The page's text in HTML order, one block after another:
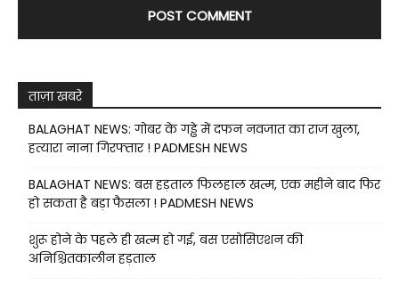
ताज़ा खबरे
BALAGHAT NEWS: गोबर के गड्ढे में दफन नवजात का राज खुला,
हत्यारा नाना गिरफ्तार ! PADMESH NEWS
BALAGHAT NEWS: बस हड़ताल फिलहाल खत्म, एक महीने बाद फिर
हो सकता है बड़ा फैसला ! PADMESH NEWS
शुरू होने के पहले ही खत्म हो गई, बस एसोसिएशन की
अनिश्चितकालीन हड़ताल